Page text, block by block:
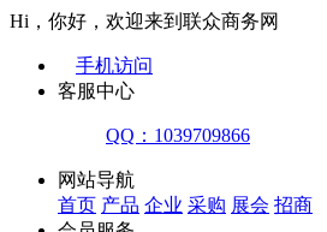
Hi，你好，欢迎来到联众商务网
手机访问
客服中心
QQ：1039709866
网站导航
首页 产品 企业 采购 展会 招商